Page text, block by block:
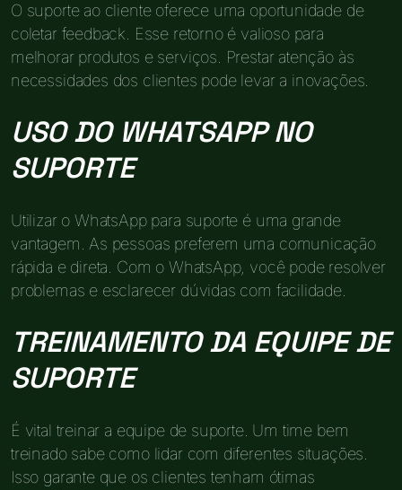
O suporte ao cliente oferece uma oportunidade de
coletar feedback. Esse retorno é valioso para
melhorar produtos e serviços. Prestar atenção às
necessidades dos clientes pode levar a inovações.
USO DO WHATSAPP NO
SUPORTE
Utilizar o WhatsApp para suporte é uma grande
vantagem. As pessoas preferem uma comunicação
rápida e direta. Com o WhatsApp, você pode resolver
problemas e esclarecer dúvidas com facilidade.
TREINAMENTO DA EQUIPE DE
SUPORTE
É vital treinar a equipe de suporte. Um time bem
treinado sabe como lidar com diferentes situações.
Isso garante que os clientes tenham ótimas